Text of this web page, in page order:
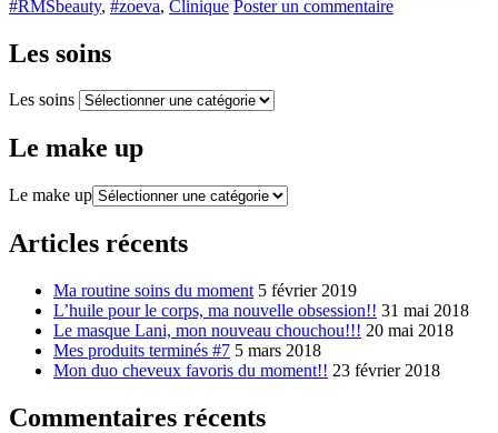
#RMSbeauty, #zoeva, Clinique Poster un commentaire
Les soins
Les soins
Le make up
Le make up
Articles récents
Ma routine soins du moment 5 février 2019
L’huile pour le corps, ma nouvelle obsession!! 31 mai 2018
Le masque Lani, mon nouveau chouchou!!! 20 mai 2018
Mes produits terminés #7 5 mars 2018
Mon duo cheveux favoris du moment!! 23 février 2018
Commentaires récents